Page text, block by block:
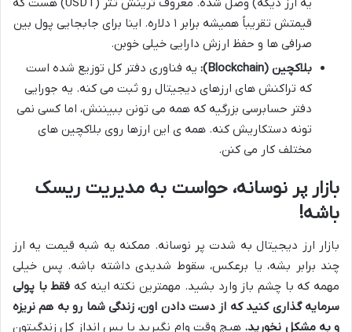
یه ارز دیگه) وصل شده. معروف ترینش تتر (USDT) هست که
قیمتش تقریباً همیشه برابر ۱ دلاره. اینا برای جابجایی پول بین
صرافی ها و حفظ ارزش دارایی خیلی خوبن.
بلاکچین (Blockchain):
یه فناوری دفتر کل توزیع شده است
که تراکنش های ارزهای دیجیتال رو ثبت می کنه. یه جورایی
دفتر حسابرسی بزرگیه که همه می تونن ببیننش، اما کسی نمی
تونه دستکاریش کنه. همه ی این ارزها روی بلاکچین های
مختلف کار می کنن.
بازار پر نوسانه، حواست به مدیریت ریسک
باشه!
بازار ارز دیجیتال به شدت پر نوسانه. ممکنه یه شبه قیمت یه ارز
چند برابر بشه، یا برعکس، سقوط شدیدی داشته باشه. پس خیلی
مهمه که با چشم باز وارد بشید. مهمترین نکته اینه که فقط با پولی
سرمایه گذاری کنید که از دست دادن اون، زندگی شما رو به هم نریزه
و به مشکل نخورید. هیچ وقت وام نگیرید یا پس انداز کل زندگیتون